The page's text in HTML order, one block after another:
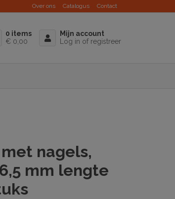
Over ons Catalogus Contact
0 items
€ 0,00
Mijn account
Log in of registreer
nagels,
mm lengte